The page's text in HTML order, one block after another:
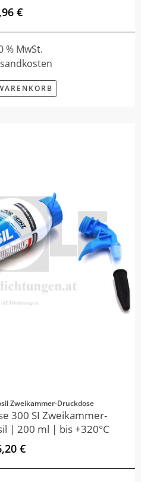
€
% MwSt.
Zweikammer-Druckdose
300 SI Zweikammer-
| 200 ml | bis +320°C
€